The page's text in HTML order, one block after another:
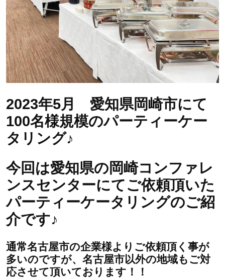
2023年5月 愛知県岡崎市にて
100名様規模のパーティーケー
タリング♪
今回は愛知県の岡崎コンファレ
ンスセンターにてご依頼頂いた
パーティーケータリングのご紹
介です♪
通常名古屋市の企業様よりご依頼頂く事が
多いのですが、名古屋市以外の地域もご対
応させて頂いております！！